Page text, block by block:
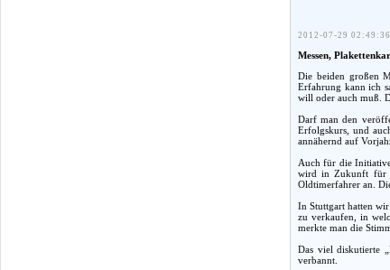
2012-07-29
Messen,
Die beiden großen
Erfahrung kann ich
will oder auch muß.
Darf man den
Erfolgskurs, und
annähernd auf
Auch für die
wird in Zukunft für
Oldtimerfahrer an.
In Stuttgart hatten
zu verkaufen, in
merkte man die
Das viel diskutierte
verbannt.